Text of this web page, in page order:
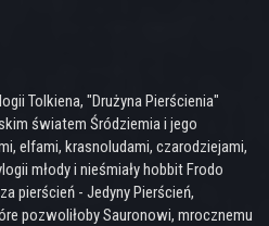
Tolkiena, "Drużyna Pierścienia"
światem Śródziemia i jego
elfami, krasnoludami, czarodziejami,
młody i nieśmiały hobbit Frodo
pierścień - Jedyny Pierścień,
pozwoliłoby Sauronowi, mrocznemu